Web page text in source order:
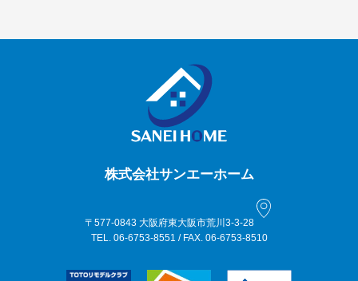
株式会社サンエーホーム
〒577-0843 大阪府東大阪市荒川3-3-28
TEL. 06-6753-8551 / FAX. 06-6753-8510